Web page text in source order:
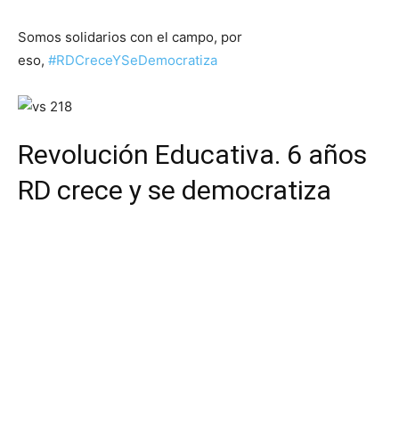
Somos solidarios con el campo, por
eso, #RDCreceYSeDemocratiza
Revolución Educativa. 6 años
RD crece y se democratiza